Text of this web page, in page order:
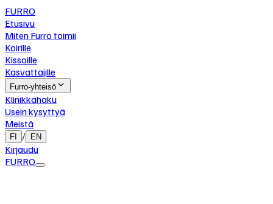
FURRO
Etusivu
Miten Furro toimii
Koirille
Kissoille
Kasvattajille
Furro-yhteisö
Klinikkahaku
Usein kysyttyä
Meistä
FI / EN
Kirjaudu
FURRO